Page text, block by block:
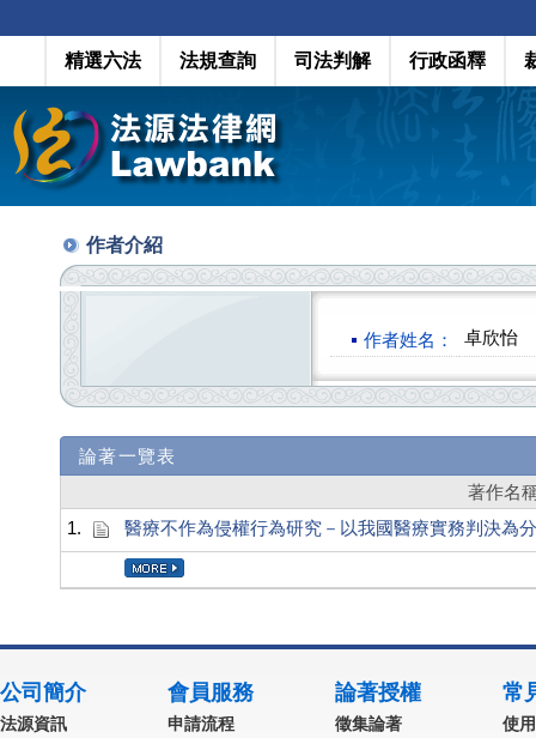
精選六法 法規查詢 司法判解 行政函釋
作者介紹
作者姓名： 卓欣怡
論著一覽表
著作名
1.
醫療不作為侵權行為研究－以我國醫療實務判決為
公司簡介
法源資訊
會員服務
申請流程
論著授權
徵集論著
常
使